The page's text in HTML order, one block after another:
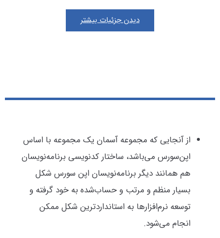
دیدن جزئیات بیشتر
از آنجایی که مجموعه آسمان یک مجموعه با اساس
اپن‌سورس می‌باشد، ساختار کدنویسی برنامه‌نویسان
هم همانند دیگر برنامه‌نویسان اپن سورس شکل
بسیار منظم و مرتب و حساب‌شده به خود گرفته و
توسعه نرم‌افزارها به استانداردترین شکل ممکن
انجام می‌شود.